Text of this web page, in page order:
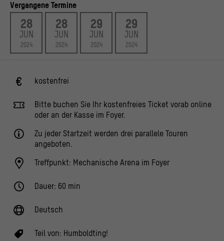
Vergangene Termine
28
JUN
2024
28
JUN
2024
29
JUN
2024
29
JUN
2024
kostenfrei
Bitte buchen Sie Ihr kostenfreies Ticket vorab online
oder an der Kasse im Foyer.
Zu jeder Startzeit werden drei parallele Touren
angeboten.
Treffpunkt: Mechanische Arena im Foyer
Dauer: 60 min
Deutsch
Teil von: Humboldting!